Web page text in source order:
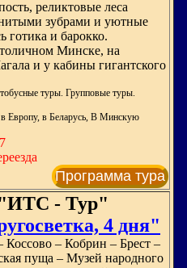
реликтовые леса
зубрами и уютные
готика и барокко.
Минске, на
и у кабины гигантского
туры. Групповые туры.
Европу, в Беларусь, В Минскую
Программа тура
- Тур"
4 дня"
– Кобрин – Брест –
пуща – Музей народного